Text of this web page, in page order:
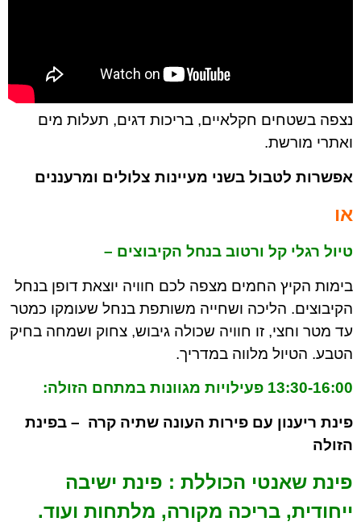
נצפה בשטחים חקלאיים, בריכות דגים, תעלות מים
ואתרי מורשת.
אפשרות לטבול בשני מעיינות צלולים ומרעננים
או
טיול רגלי קל ורטוב בנחל הקיבוצים –
בימות הקיץ החמים מצפה לכם חוויה יוצאת דופן בנחל
הקיבוצים. הליכה ושחייה משותפת בנחל שעומקו כמטר
עד מטר וחצי, זו חוויה שכולה גיבוש, צחוק ושמחה בחיק
הטבע. הטיול מלווה במדריך.
13:30-16:00 פעילויות מגוונות במתחם הזולה:
פינת ריענון עם פירות העונה שתיה קרה – בפינת
הזולה
פינת שאנטי הכוללת : פינת ישיבה
ייחודית, בריכה מקורה, מלתחות ועוד.